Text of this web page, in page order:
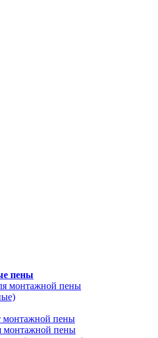
пены
монтажной пены
монтажной пены
монтажной пены